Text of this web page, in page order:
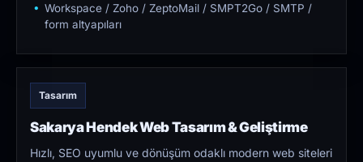
Workspace / Zoho / ZeptoMail / SMPT2Go / SMTP /
form altyapıları
Tasarım
Sakarya Hendek Web Tasarım & Geliştirme
Hızlı, SEO uyumlu ve dönüşüm odaklı modern web siteleri